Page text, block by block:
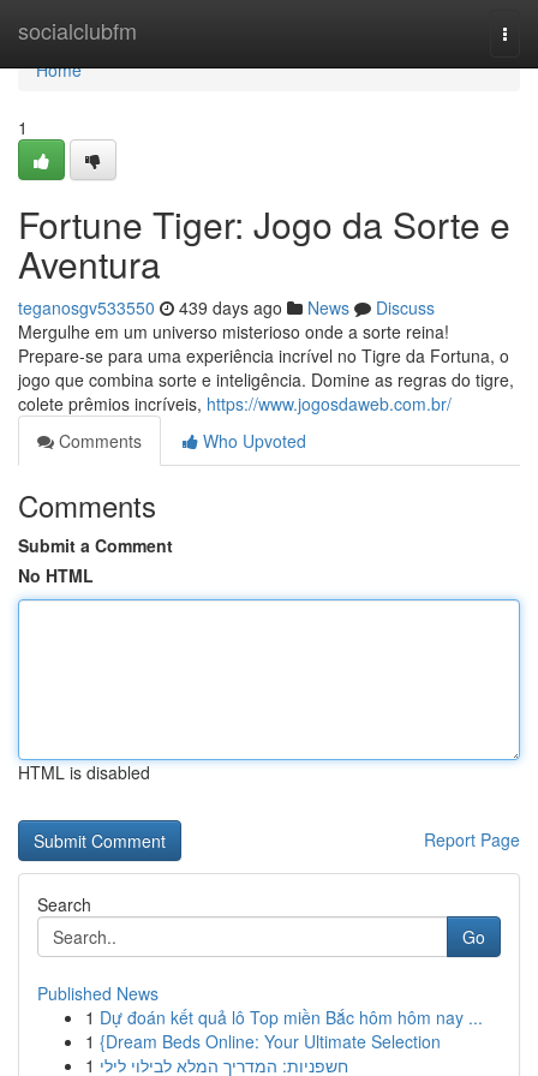
socialclubfm
Home
Home
1
Fortune Tiger: Jogo da Sorte e
Aventura
teganosgv533550 439 days ago News
Discuss
Mergulhe em um universo misterioso onde a sorte reina!
Prepare-se para uma experiência incrível no Tigre da Fortuna, o
jogo que combina sorte e inteligência. Domine as regras do tigre,
colete prêmios incríveis, https://www.jogosdaweb.com.br/
Comments
Who Upvoted
Comments
Submit a Comment
No HTML
HTML is disabled
Report Page
Search
Go
Published News
1 Dự đoán kết quả lô Top miền Bắc hôm hôm nay ...
1 {Dream Beds Online: Your Ultimate Selection
1 חשפניות: המדריך המלא לבילוי לילי